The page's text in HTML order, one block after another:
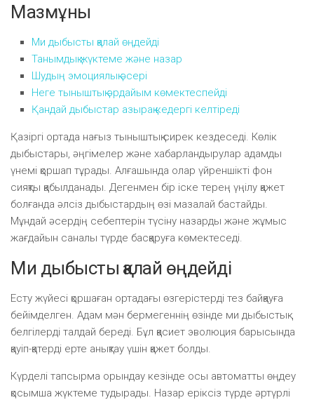
Мазмұны
Ми дыбысты қалай өңдейді
Танымдық жүктеме және назар
Шудың эмоциялық әсері
Неге тыныштық әрдайым көмектеспейді
Қандай дыбыстар азырақ кедергі келтіреді
Қазіргі ортада нағыз тыныштық сирек кездеседі. Көлік
дыбыстары, әңгімелер және хабарландырулар адамды
үнемі қоршап тұрады. Алғашында олар үйреншікті фон
сияқты қабылданады. Дегенмен бір іске терең үңілу қажет
болғанда әлсіз дыбыстардың өзі мазалай бастайды.
Мұндай әсердің себептерін түсіну назарды және жұмыс
жағдайын саналы түрде басқаруға көмектеседі.
Ми дыбысты қалай өңдейді
Есту жүйесі қоршаған ортадағы өзгерістерді тез байқауға
бейімделген. Адам мән бермегеннің өзінде ми дыбыстық
белгілерді талдай береді. Бұл қасиет эволюция барысында
қауіп-қатерді ерте анықтау үшін қажет болды.
Күрделі тапсырма орындау кезінде осы автоматты өңдеу
қосымша жүктеме тудырады. Назар еріксіз түрде әртүрлі